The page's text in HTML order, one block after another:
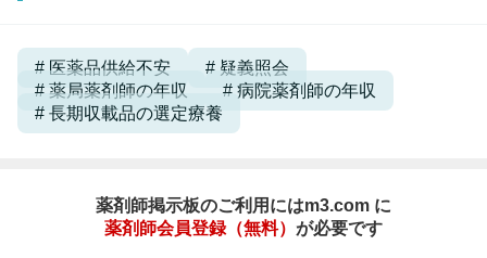
医薬品供給不安
疑義照会
薬局薬剤師の年収
病院薬剤師の年収
長期収載品の選定療養
薬剤師掲示板のご利用にはm3.com に
薬剤師会員登録（無料） が必要です